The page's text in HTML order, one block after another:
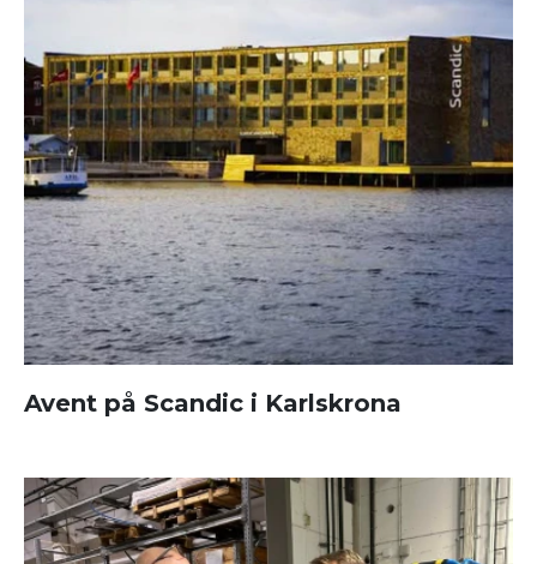
Avent på Scandic i Karlskrona